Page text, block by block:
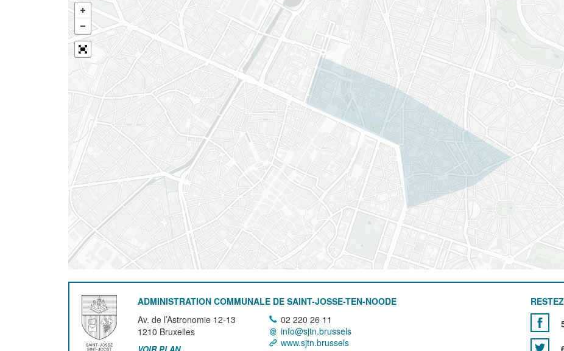
ADMINISTRATION COMMUNALE DE SAINT-JOSSE-TEN-NOODE
Av. de l’Astronomie 12-13
1210 Bruxelles
02 220 26 11
info@sjtn.brussels
www.sjtn.brussels